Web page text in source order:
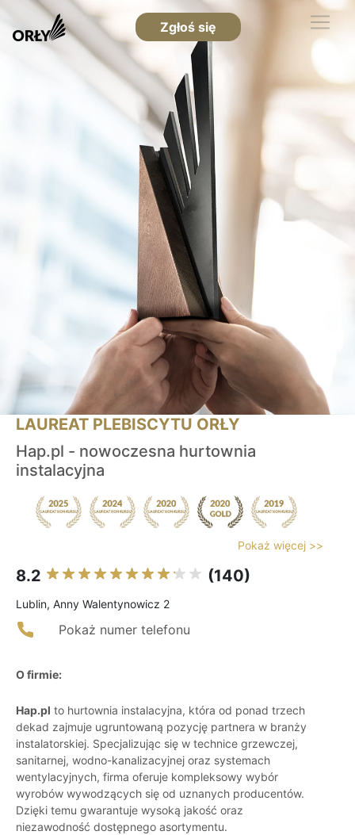
Zgłoś się
LAUREAT PLEBISCYTU ORŁY
Hap.pl - nowoczesna hurtownia
instalacyjna
Pokaż więcej >>
8.2 (140)
Lublin, Anny Walentynowicz 2
Pokaż numer telefonu
O firmie:
Hap.pl to hurtownia instalacyjna, która od ponad trzech
dekad zajmuje ugruntowaną pozycję partnera w branży
instalatorskiej. Specjalizując się w technice grzewczej,
sanitarnej, wodno-kanalizacyjnej oraz systemach
wentylacyjnych, firma oferuje kompleksowy wybór
wyrobów wywodzących się od uznanych producentów.
Dzięki temu gwarantuje wysoką jakość oraz
niezawodność dostępnego asortymentu.